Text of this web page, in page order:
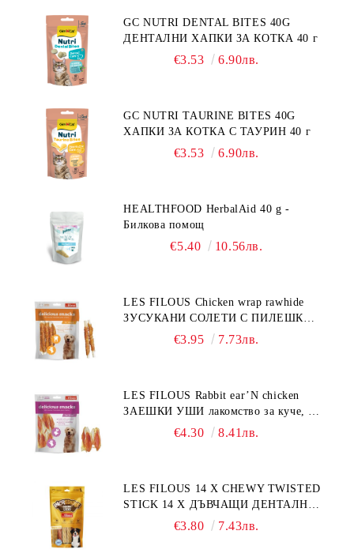
GC NUTRI DENTAL BITES 40G
ДЕНТАЛНИ ХАПКИ ЗА КОТКА 40 г
€3.53 6.90лв.
GC NUTRI TAURINE BITES 40G
ХАПКИ ЗА КОТКА С ТАУРИН 40 г
€3.53 6.90лв.
HEALTHFOOD HerbalAid 40 g -
Билкова помощ
€5.40 10.56лв.
LES FILOUS Chicken wrap rawhide
ЗУСУКАНИ СОЛЕТИ С ПИЛЕШКО,
лакомство за куче, 100 г
€3.95 7.73лв.
LES FILOUS Rabbit ear’N chicken
ЗАЕШКИ УШИ лакомство за куче, 50
€4.30 8.41лв.
LES FILOUS 14 X CHEWY TWISTED
STICK 14 X ДЪВЧАЩИ ДЕНТАЛНИ
СОЛЕТИ за куче, УВИТИ
€3.80 7.43лв.